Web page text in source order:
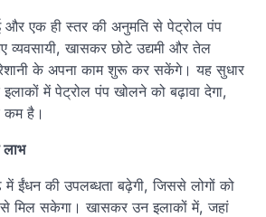
और एक ही स्तर की अनुमति से पेट्रोल पंप
खासकर छोटे उद्यमी और तेल
के अपना काम शुरू कर सकेंगे। यह सुधार
में पेट्रोल पंप खोलने को बढ़ावा देगा,
कम है।
लाभ
ईंधन की उपलब्धता बढ़ेगी, जिससे लोगों को
मिल सकेगा। खासकर उन इलाकों में, जहां